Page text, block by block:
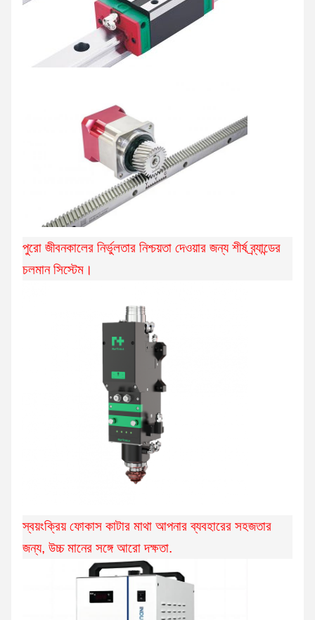
পুরো জীবনকালের নির্ভুলতার নিশ্চয়তা দেওয়ার জন্য শীর্ষ ব্র্যান্ডের
চলমান সিস্টেম।
স্বয়ংক্রিয় ফোকাস কাটার মাথা আপনার ব্যবহারের সহজতার
জন্য, উচ্চ মানের সঙ্গে আরো দক্ষতা.